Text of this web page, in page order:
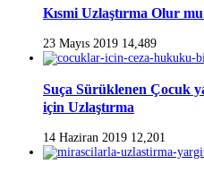
Kısmi Uzlaştırma Olur
23 Mayıs 2019 14,489
Suça Sürüklenen Çocuk
için Uzlaştırma
14 Haziran 2019 12,201